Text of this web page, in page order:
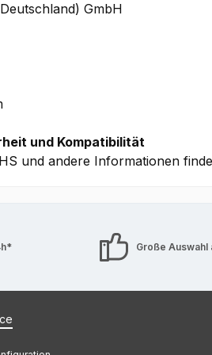
Gewähr.
GmbH
und Kompatibilität
und andere Informationen
Große